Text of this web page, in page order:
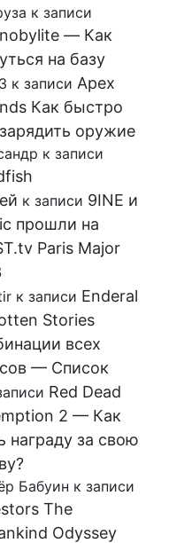
к записи
— Как
на базу
к записи Apex
Как быстро
оружие
к записи
к записи 9INE и
прошли на
Paris Major
к записи Enderal
Stories
всех
— Список
Red Dead
2 — Как
награду за свою
Бабуин к записи
The
Odyssey